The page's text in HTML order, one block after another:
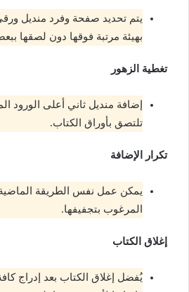
يتم تحديد صفحة وفرد منديل ورقي
بهيئة مرتبة فوقها دون لصقها
تغطية الزهور
إضافة منديل ثاني أعلى الورود
تلتصق بأوراق الكتاب.
تكرار الإضافة
يمكن عمل نفس الطريقة الماضية
المرغوب بتجفيفها.
إغلاق الكتاب
يُفضل إغلاق الكتاب بعد إدراج